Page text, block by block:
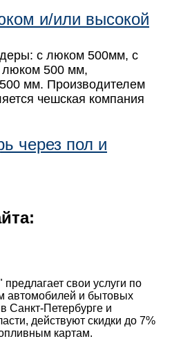
и/или высокой
с люком 500мм, с
люком 500 мм,
мм. Производителем
чешская компания
через пол и
свои услуги по
автомобилей и бытовых
Санкт-Петербурге и
действуют скидки до 7%
картам.